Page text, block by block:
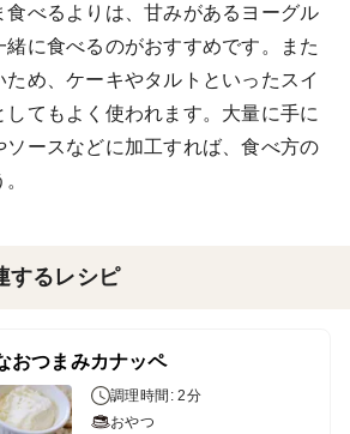
食べるよりは、甘みがあるヨーグル
緒に食べるのがおすすめです。また
ため、ケーキやタルトといったスイ
してもよく使われます。大量に手に
ソースなどに加工すれば、食べ方の
するレシピ
おつまみカナッペ
調理時間: 2分
おやつ